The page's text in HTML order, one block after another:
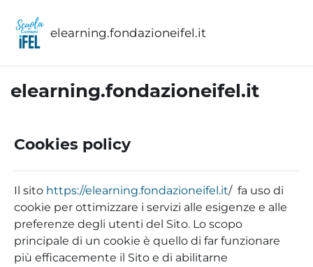
elearning.fondazioneifel.it
elearning.fondazioneifel.it
Cookies policy
Il sito https://elearning.fondazioneifel.it/ fa uso di
cookie per ottimizzare i servizi alle esigenze e alle
preferenze degli utenti del Sito. Lo scopo
principale di un cookie è quello di far funzionare
più efficacemente il Sito e di abilitarne